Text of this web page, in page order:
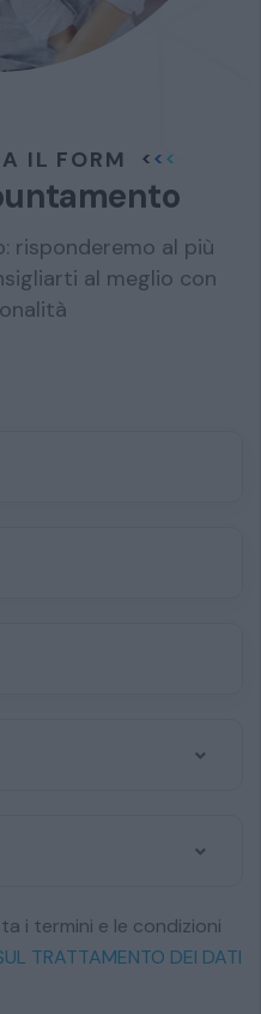
IL FORM
risponderemo al più
al meglio con
i termini e le condizioni
TRATTAMENTO DEI DATI